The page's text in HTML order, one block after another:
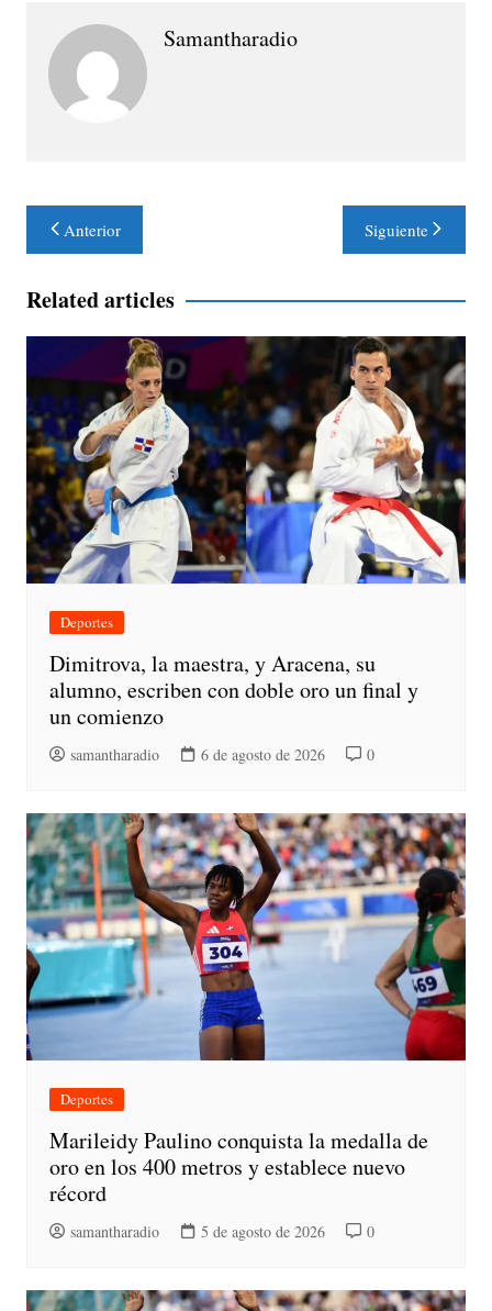
Samantharadio
Navegación
de
entradas
Anterior Siguiente
Related articles
Deportes
Dimitrova, la maestra, y Aracena, su
alumno, escriben con doble oro un final y
un comienzo
samantharadio 6 de agosto de 2026 0
Deportes
Marileidy Paulino conquista la medalla de
oro en los 400 metros y establece nuevo
récord
samantharadio 5 de agosto de 2026 0